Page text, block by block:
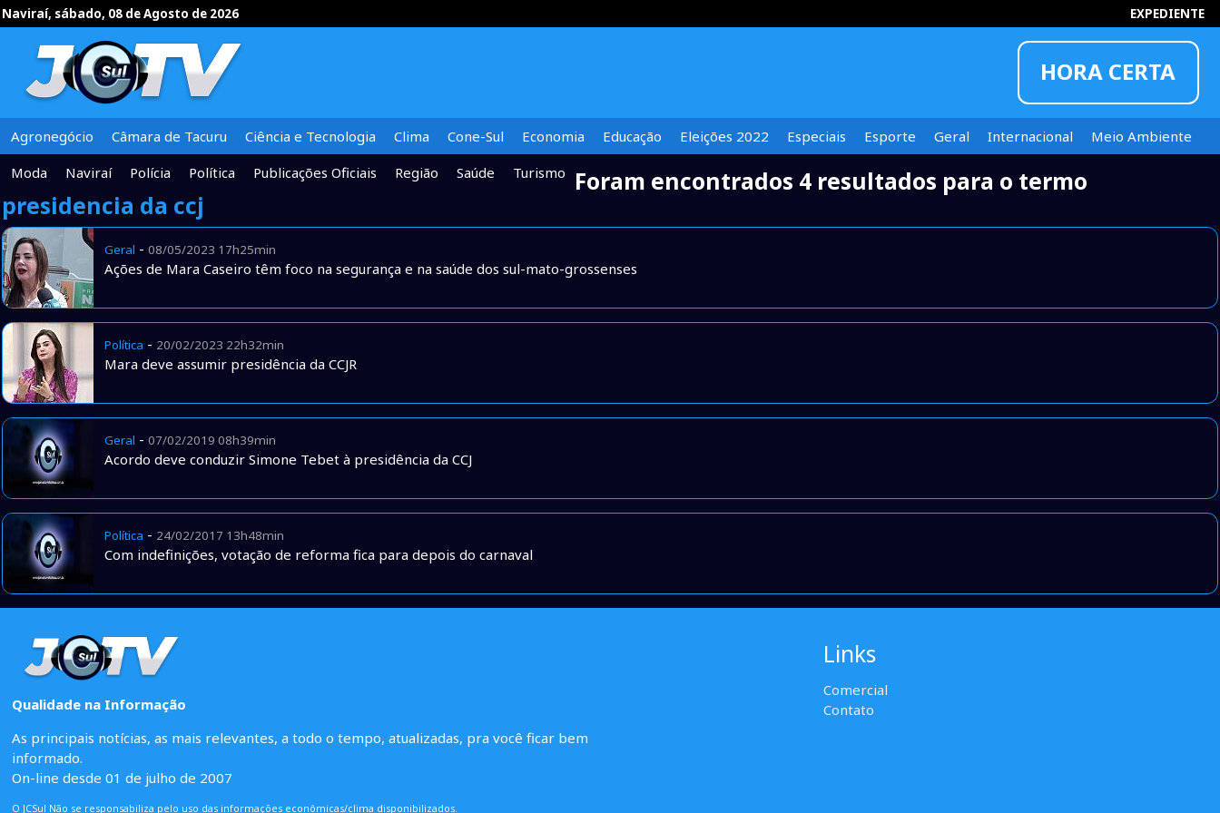
Naviraí, sábado, 08 de Agosto de 2026 EXPEDIENTE
HORA CERTA
INFORMOU
Agronegócio Câmara de Tacuru Ciência e Tecnologia Clima Cone-Sul Economia Educação Eleições 2022 Especiais Esporte Geral Internacional
Meio Ambiente
Moda
Naviraí Polícia Política Publicações Oficiais Região Saúde Turismo
Foram encontrados 4 resultados para o termo
presidencia da ccj
Geral - 08/05/2023 17h25min
Ações de Mara Caseiro têm foco na segurança e na saúde dos sul-mato-grossenses
Política - 20/02/2023 22h32min
Mara deve assumir presidência da CCJR
Geral - 07/02/2019 08h39min
Acordo deve conduzir Simone Tebet à presidência da CCJ
Política - 24/02/2017 13h48min
Com indefinições, votação de reforma fica para depois do carnaval
Qualidade na Informação
As principais notícias, as mais relevantes, a todo o tempo, atualizadas, pra você ficar bem
informado.
On-line desde 01 de julho de 2007
O JCSul Não se responsabiliza pelo uso das informações econômicas/clima disponibilizados.
Links
Comercial
Contato